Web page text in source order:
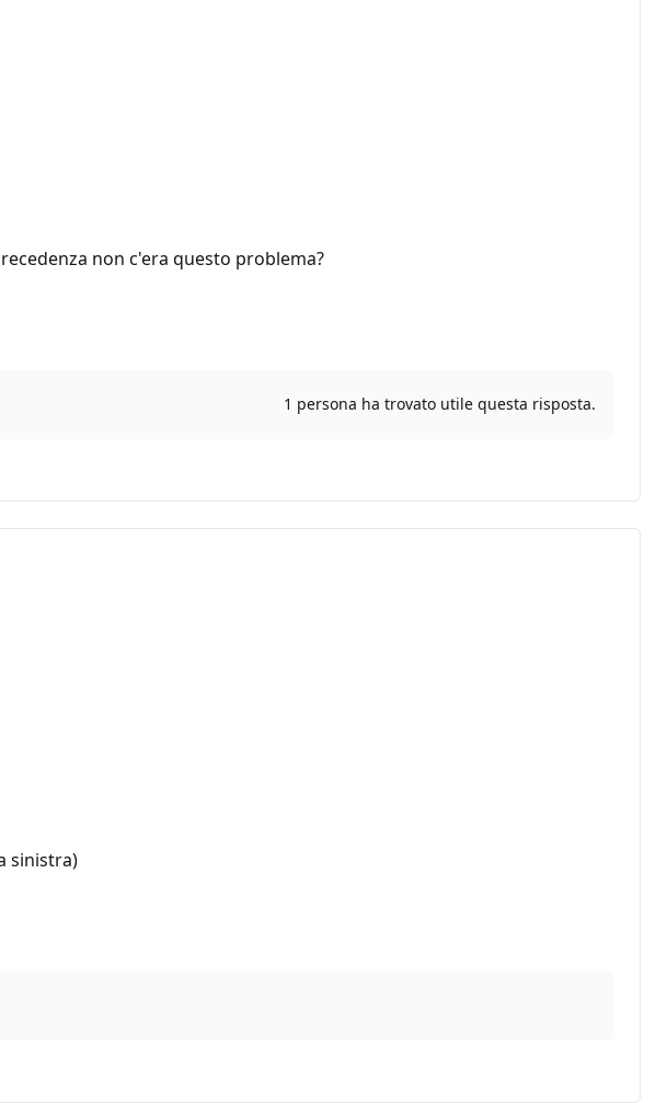
non c'era questo problema?
1 persona ha trovato utile questa risposta.
sinistra)